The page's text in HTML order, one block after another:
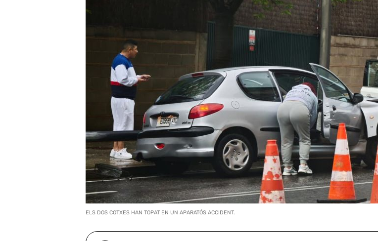
ELS DOS COTXES HAN TOPAT EN UN APARATÓS ACCIDENT.